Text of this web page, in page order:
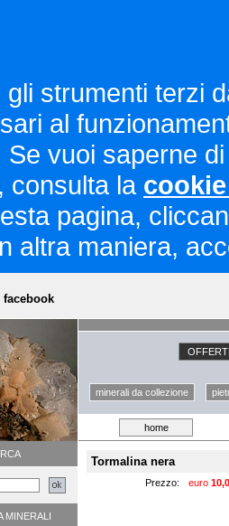
strumenti terzi
al
Se vuoi saperne
consulta la
pagina,
altra maniera,
minerali da collezione
home
MINERALI
Tormalina nera
Prezzo: euro